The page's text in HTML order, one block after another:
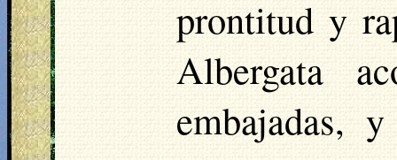
prontitud y
Albergata
embajadas,